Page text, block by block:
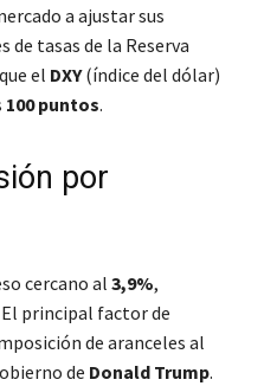
a ajustar sus
tasas de la Reserva
el DXY(índice del dólar)
100 puntos.
por
cercano al 3,9%,
principal factor de
de aranceles al
de Donald Trump.